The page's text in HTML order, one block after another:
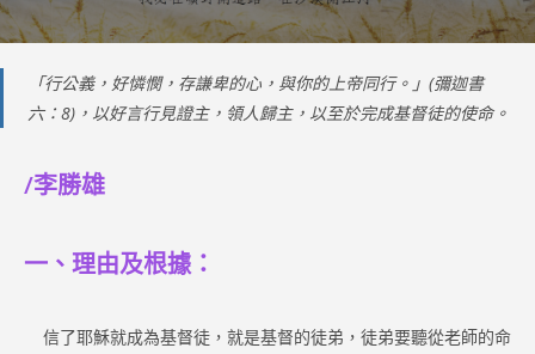
「行公義，好憐憫，存謙卑的心，與你的上帝同行。」(彌迦書
六：8)，以好言行見證主，領人歸主，以至於完成基督徒的使命。
/李勝雄
一、理由及根據：
信了耶穌就成為基督徒，就是基督的徒弟，徒弟要聽從老師的命